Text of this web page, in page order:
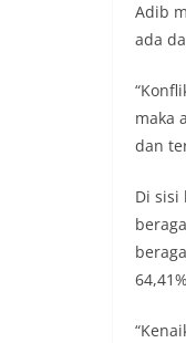
Adib
ada
maka
dan
Di sisi